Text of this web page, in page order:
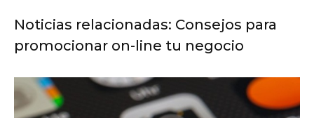
Noticias relacionadas: Consejos para
promocionar on-line tu negocio